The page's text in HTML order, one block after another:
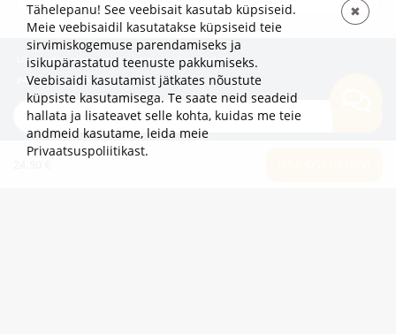
Liitu uudiskirjaga, et olla esimene, kes kuuleb
pakkumistest ja uudistest!
Tähelepanu! See veebisait kasutab küpsiseid.
Meie veebisaidil kasutatakse küpsiseid teie
sirvimiskogemuse parendamiseks ja
isikupärastatud teenuste pakkumiseks.
Veebisaidi kasutamist jätkates nõustute
küpsiste kasutamisega. Te saate neid seadeid
hallata ja lisateavet selle kohta, kuidas me teie
andmeid kasutame, leida meie
Privaatsuspoliitikast.
✖